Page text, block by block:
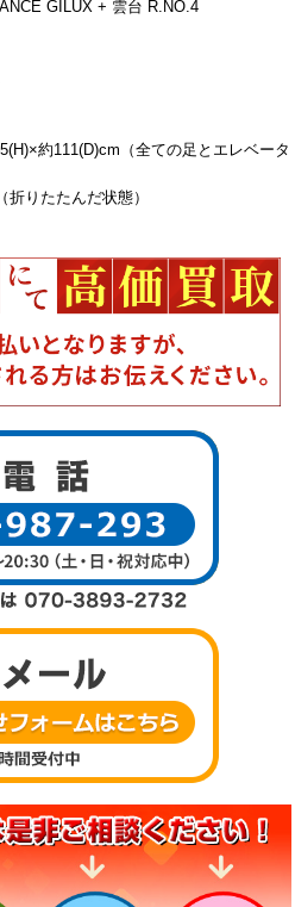
GILUX + 雲台 R.NO.4
約111(D)cm（全ての足とエレベータ
たんだ状態）